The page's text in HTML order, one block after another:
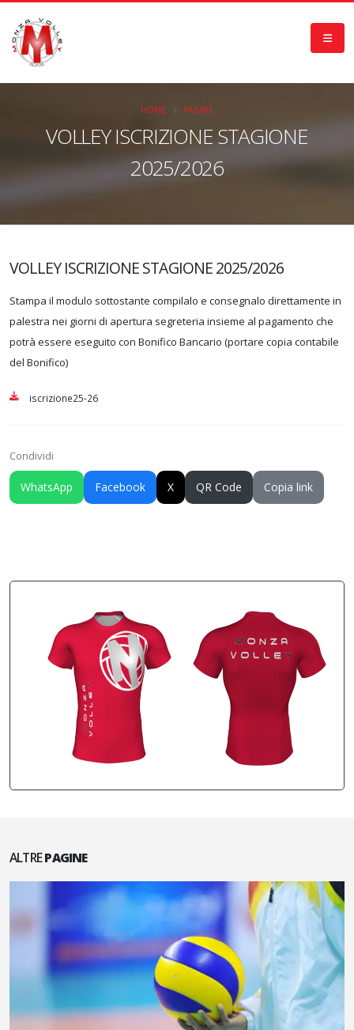
VOLLEY ISCRIZIONE STAGIONE
2025/2026
HOME PAGINE
VOLLEY ISCRIZIONE STAGIONE 2025/2026
Stampa il modulo sottostante compilalo e consegnalo direttamente in
palestra nei giorni di apertura segreteria insieme al pagamento che
potrà essere eseguito con Bonifico Bancario (portare copia contabile
del Bonifico)
iscrizione25-26
Condividi
WhatsApp Facebook X QR Code Copia link
ALTREPAGINE